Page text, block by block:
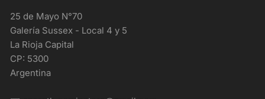
25 de Mayo N°70
Galería Sussex - Local 4 y 5
La Rioja Capital
CP: 5300
Argentina